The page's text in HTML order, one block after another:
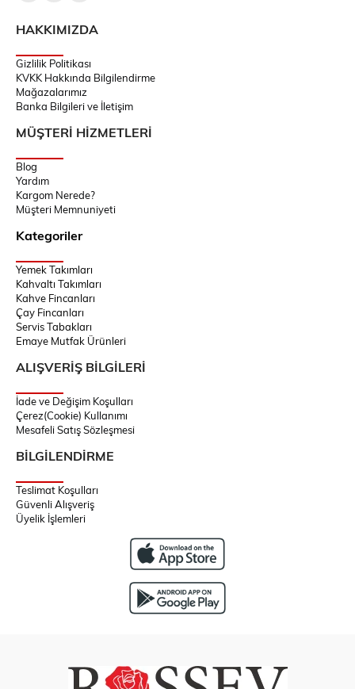
HAKKIMIZDA
Gizlilik Politikası
KVKK Hakkında Bilgilendirme
Mağazalarımız
Banka Bilgileri ve İletişim
MÜŞTERİ HİZMETLERİ
Blog
Yardım
Kargom Nerede?
Müşteri Memnuniyeti
Kategoriler
Yemek Takımları
Kahvaltı Takımları
Kahve Fincanları
Çay Fincanları
Servis Tabakları
Emaye Mutfak Ürünleri
ALIŞVERİŞ BİLGİLERİ
İade ve Değişim Koşulları
Çerez(Cookie) Kullanımı
Mesafeli Satış Sözleşmesi
BİLGİLENDİRME
Teslimat Koşulları
Güvenli Alışveriş
Üyelik İşlemleri